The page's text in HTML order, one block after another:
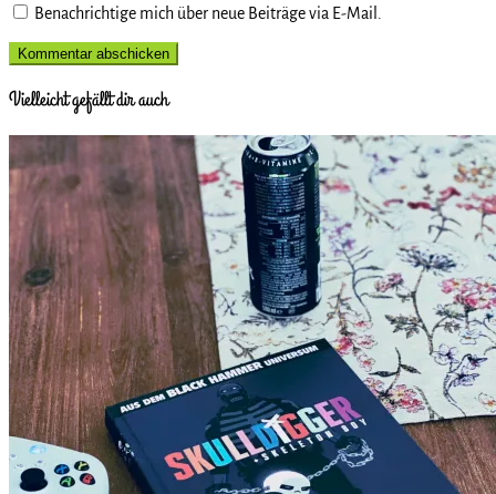
Benachrichtige mich über neue Beiträge via E-Mail.
Vielleicht gefällt dir auch